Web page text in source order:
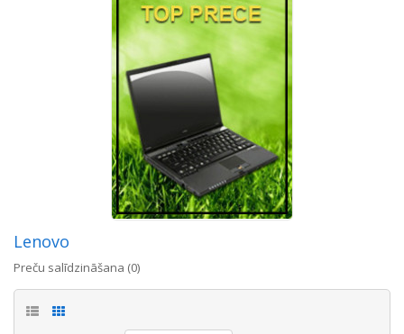
Lenovo
Preču salīdzināšana (0)